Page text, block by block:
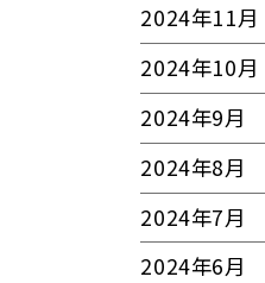
2024年11月
2024年10月
2024年9月
2024年8月
2024年7月
2024年6月